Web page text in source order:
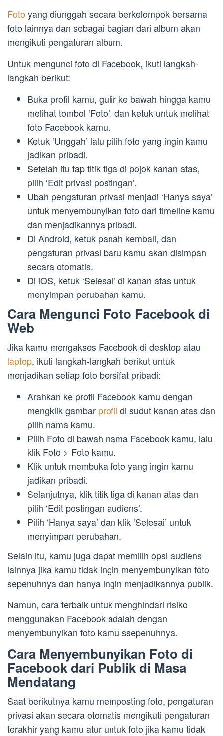
Foto yang diunggah secara berkelompok bersama
foto lainnya dan sebagai bagian dari album akan
mengikuti pengaturan album.
Untuk mengunci foto di Facebook, ikuti langkah-
langkah berikut:
Buka profil kamu, gulir ke bawah hingga kamu
melihat tombol ‘Foto’, dan ketuk untuk melihat
foto Facebook kamu.
Ketuk ‘Unggah’ lalu pilih foto yang ingin kamu
jadikan pribadi.
Setelah itu tap titik tiga di pojok kanan atas,
pilih ‘Edit privasi postingan’.
Ubah pengaturan privasi menjadi ‘Hanya saya’
untuk menyembunyikan foto dari timeline kamu
dan menjadikannya pribadi.
Di Android, ketuk panah kembali, dan
pengaturan privasi baru kamu akan disimpan
secara otomatis.
Di iOS, ketuk ‘Selesai’ di kanan atas untuk
menyimpan perubahan kamu.
Cara Mengunci Foto Facebook di
Web
Jika kamu mengakses Facebook di desktop atau
laptop, ikuti langkah-langkah berikut untuk
menjadikan setiap foto bersifat pribadi:
Arahkan ke profil Facebook kamu dengan
mengklik gambar profil di sudut kanan atas dan
pilih nama kamu.
Pilih Foto di bawah nama Facebook kamu, lalu
klik Foto > Foto kamu.
Klik untuk membuka foto yang ingin kamu
jadikan pribadi.
Selanjutnya, klik titik tiga di kanan atas dan
pilih ‘Edit postingan audiens’.
Pilih ‘Hanya saya’ dan klik ‘Selesai’ untuk
menyimpan perubahan.
Selain itu, kamu juga dapat memilih opsi audiens
lainnya jika kamu tidak ingin menyembunyikan foto
sepenuhnya dan hanya ingin menjadikannya publik.
Namun, cara terbaik untuk menghindari risiko
menggunakan Facebook adalah dengan
menyembunyikan foto kamu ssepenuhnya.
Cara Menyembunyikan Foto di
Facebook dari Publik di Masa
Mendatang
Saat berikutnya kamu memposting foto, pengaturan
privasi akan secara otomatis mengikuti pengaturan
terakhir yang kamu atur untuk foto jika kamu tidak